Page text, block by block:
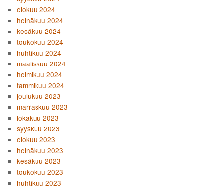
elokuu 2024
heinäkuu 2024
kesäkuu 2024
toukokuu 2024
huhtikuu 2024
maaliskuu 2024
helmikuu 2024
tammikuu 2024
joulukuu 2023
marraskuu 2023
lokakuu 2023
syyskuu 2023
elokuu 2023
heinäkuu 2023
kesäkuu 2023
toukokuu 2023
huhtikuu 2023